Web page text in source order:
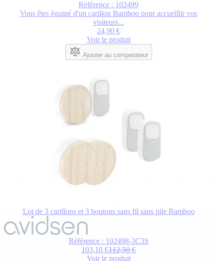
Référence : 102499
Vous êtes équipé d'un carillon Bamboo pour accueillir vos
visiteurs...
24,90 €
Voir le produit
Ajouter au comparateur
Lot de 3 carillons et 3 boutons sans fil sans pile Bamboo
dépend
des
options
Référence : 102498-3C3S
103,10 €112,50 €
Voir le produit